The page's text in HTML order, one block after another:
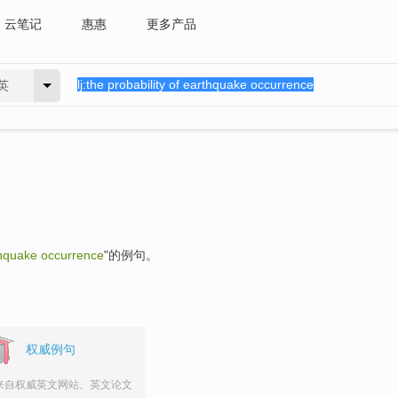
云笔记 惠惠 更多产品
occurrence"的例句。
权威例句
自权威英文网站、英文论文